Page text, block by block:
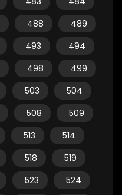
488
489
493
494
498
499
503
504
508
509
513
514
518
519
523
524